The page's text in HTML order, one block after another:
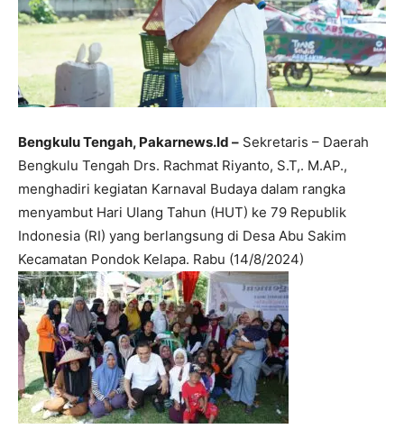
Bengkulu Tengah, Pakarnews.Id – Sekretaris – Daerah
Bengkulu Tengah Drs. Rachmat Riyanto, S.T,. M.AP.,
menghadiri kegiatan Karnaval Budaya dalam rangka
menyambut Hari Ulang Tahun (HUT) ke 79 Republik
Indonesia (RI) yang berlangsung di Desa Abu Sakim
Kecamatan Pondok Kelapa. Rabu (14/8/2024)